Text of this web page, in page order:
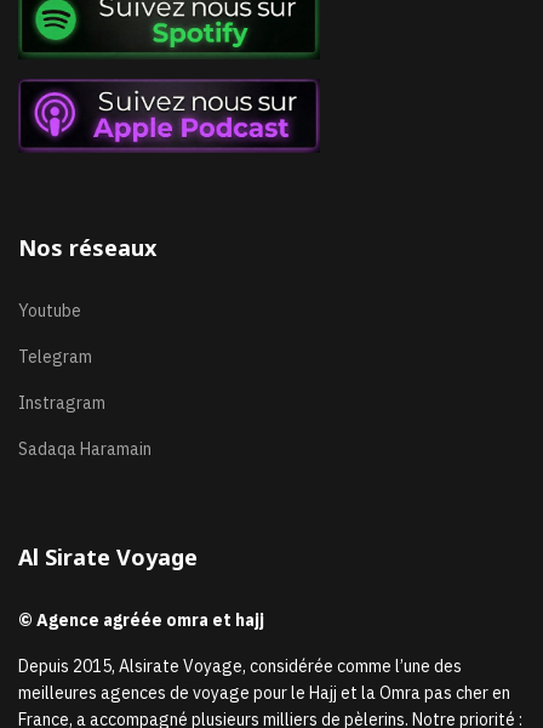
Nos réseaux
Youtube
Telegram
Instragram
Sadaqa Haramain
Al Sirate Voyage
© Agence agréée omra et hajj
Depuis 2015, Alsirate Voyage, considérée comme l’une des
meilleures agences de voyage pour le Hajj et la Omra pas cher en
France, a accompagné plusieurs milliers de pèlerins. Notre priorité :